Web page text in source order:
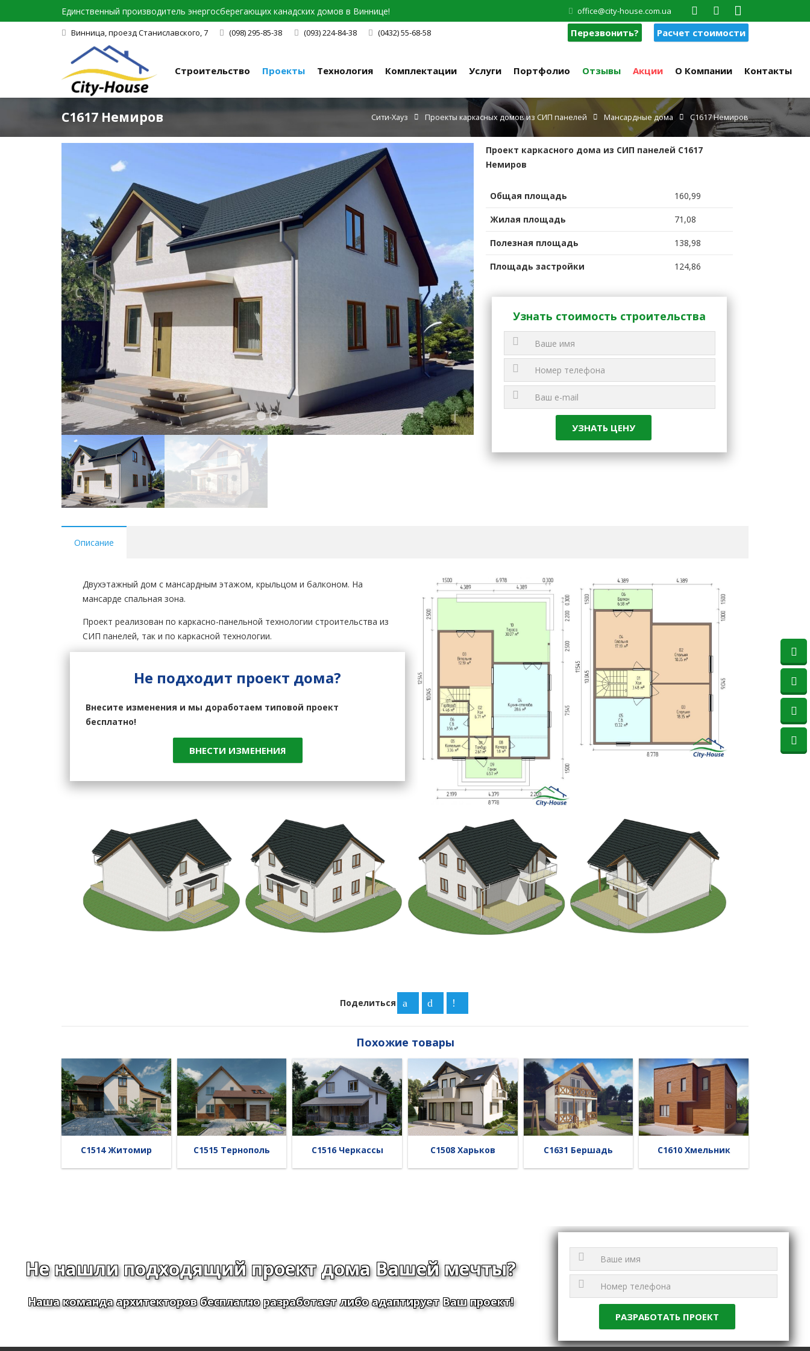
Единственный производитель энергосберегающих канадских домов в Виннице!
office@city-house.com.ua
Винница, проезд Станиславского, 7
(098) 295-85-38 (093) 224-84-38 (0432) 55-68-58 Перезвонить? Расчет стоимости
Строительство Проекты Технология Комплектации Услуги Портфолио Отзывы Акции О Компании Контакты
C1617 Немиров Сити-Хауз Проекты каркасных домов из СИП панелей Мансардные дома C1617 Немиров
1 2
Проект каркасного дома из СИП панелей C1617
Немиров
Общая площадь 160,99
Жилая площадь 71,08
Полезная площадь 138,98
Площадь застройки 124,86
Узнать стоимость строительства
Описание
Двухэтажный дом с мансардным этажом, крыльцом и балконом. На
мансарде спальная зона.
Проект реализован по каркасно-панельной технологии строительства из
СИП панелей, так и по каркасной технологии.
Не подходит проект дома?
Внесите изменения и мы доработаем типовой проект
бесплатно!
ВНЕСТИ ИЗМЕНЕНИЯ
Поделиться
Похожие товары
C1514 Житомир C1515 Тернополь C1516 Черкассы C1508 Харьков C1631 Бершадь C1610 Хмельник
Не нашли подходящий проект дома Вашей мечты?
Наша команда архитекторов бесплатно разработает либо адаптирует Ваш проект!